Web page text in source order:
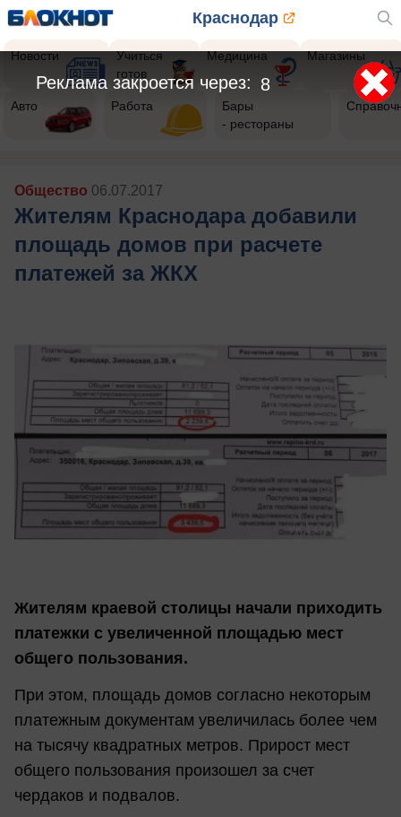
Краснодар
Новости
Учиться
готов
Медицина Магазины
Авто Работа
Бары
- рестораны
Общество 06.07.2017
Жителям Краснодара добавили
площадь домов при расчете
платежей за ЖКХ
Жителям краевой столицы начали приходить
платежки с увеличенной площадью мест
общего пользования.
При этом, площадь домов согласно некоторым
платежным документам увеличилась более чем
на тысячу квадратных метров. Прирост мест
общего пользования произошел за счет
чердаков и подвалов.
5
Реклама закроется через: